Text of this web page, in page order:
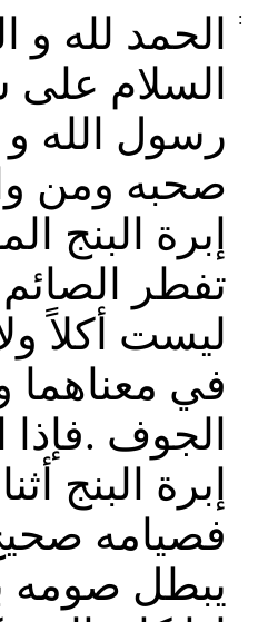
الحمد لله و
السلام على
رسول الله
صحبه ومن
إبرة البنج
تفطر الصائم
ليست أكلاً
في معناهما
الجوف .فإذا
إبرة البنج
فصيامه
يبطل صومه
: